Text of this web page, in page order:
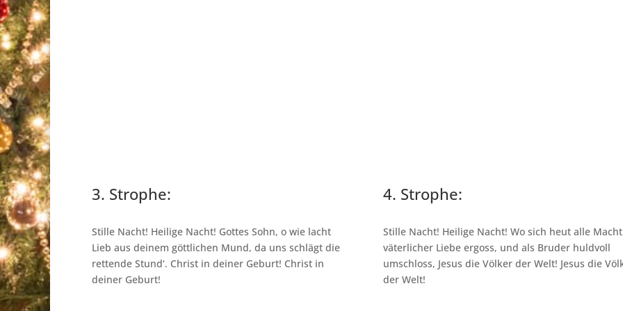
3. Strophe:
Stille Nacht! Heilige Nacht! Gottes Sohn, o wie lacht
Lieb aus deinem göttlichen Mund, da uns schlägt die
rettende Stund‘. Christ in deiner Geburt! Christ in
deiner Geburt!
4. Strophe:
Stille Nacht! Heilige Nacht! Wo sich heut alle Macht
väterlicher Liebe ergoss, und als Bruder huldvoll
umschloss, Jesus die Völker der Welt! Jesus die
der Welt!